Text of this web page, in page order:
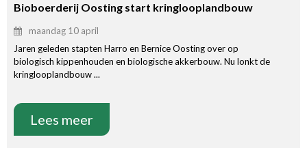
Bioboerderij Oosting start kringlooplandbouw
maandag 10 april
Jaren geleden stapten Harro en Bernice Oosting over op
biologisch kippenhouden en biologische akkerbouw. Nu lonkt de
kringlooplandbouw ...
Lees meer